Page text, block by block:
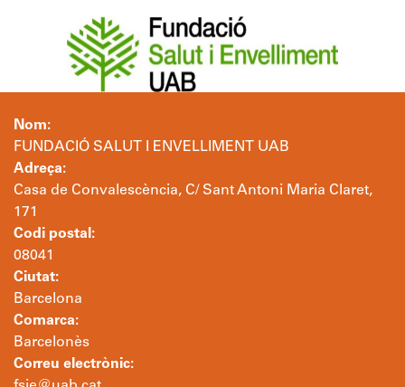
Nom:
FUNDACIÓ SALUT I ENVELLIMENT UAB
Adreça:
Casa de Convalescència, C/ Sant Antoni Maria Claret,
171
Codi postal:
08041
Ciutat:
Barcelona
Comarca:
Barcelonès
Correu electrònic: